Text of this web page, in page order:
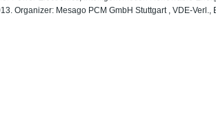
Organizer: Mesago PCM GmbH Stuttgart , VDE-Verl.,